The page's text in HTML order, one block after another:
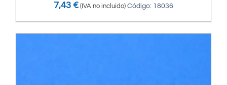
7,43 € (IVA no incluido) Código: 18036